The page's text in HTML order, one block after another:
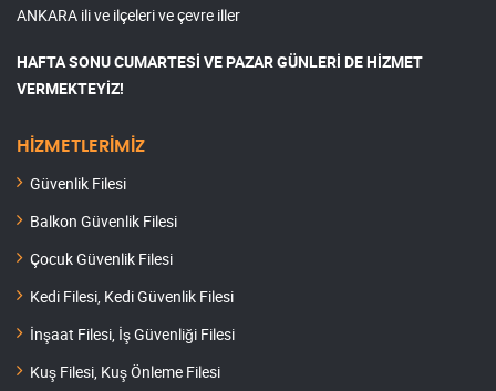
ANKARA ili ve ilçeleri ve çevre iller
HAFTA SONU CUMARTESİ VE PAZAR GÜNLERİ DE HİZMET
VERMEKTEYİZ!
HİZMETLERİMİZ
Güvenlik Filesi
Balkon Güvenlik Filesi
Çocuk Güvenlik Filesi
Kedi Filesi, Kedi Güvenlik Filesi
İnşaat Filesi, İş Güvenliği Filesi
Kuş Filesi, Kuş Önleme Filesi